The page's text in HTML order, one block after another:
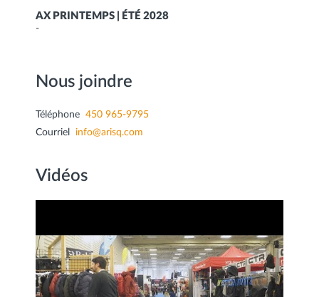
AX PRINTEMPS | ÉTÉ 2028
-
Nous joindre
Téléphone 450 965-9795
Courriel info@arisq.com
Vidéos